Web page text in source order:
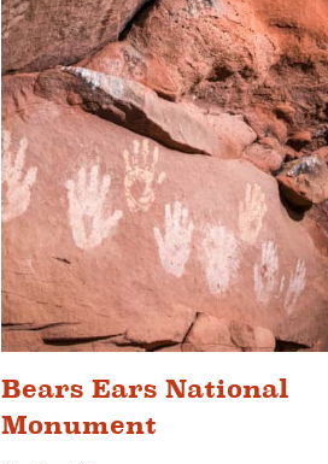
Bears Ears National
Monument